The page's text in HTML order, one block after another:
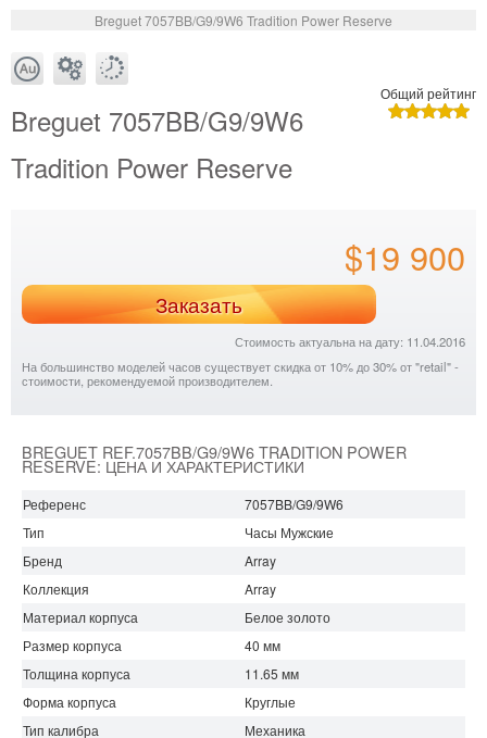
Breguet 7057BB/G9/9W6 Tradition Power Reserve
Общий рейтинг
Breguet 7057BB/G9/9W6
Tradition Power Reserve
$19 900
Заказать
Стоимость актуальна на дату: 11.04.2016
На большинство моделей часов существует скидка от 10% до 30% от "retail" -
стоимости, рекомендуемой производителем.
BREGUET REF.7057BB/G9/9W6 TRADITION POWER
RESERVE: ЦЕНА И ХАРАКТЕРИСТИКИ
Референс
7057BB/G9/9W6
Тип
Часы Мужские
Бренд
Array
Коллекция
Array
Материал корпуса
Белое золото
Размер корпуса
40 мм
Толщина корпуса
11.65 мм
Форма корпуса
Круглые
Тип калибра
Механика